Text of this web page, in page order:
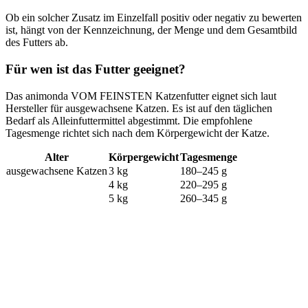
Ob ein solcher Zusatz im Einzelfall positiv oder negativ zu bewerten
ist, hängt von der Kennzeichnung, der Menge und dem Gesamtbild
des Futters ab.
Für wen ist das Futter geeignet?
Das animonda VOM FEINSTEN Katzenfutter eignet sich laut
Hersteller für ausgewachsene Katzen. Es ist auf den täglichen
Bedarf als Alleinfuttermittel abgestimmt. Die empfohlene
Tagesmenge richtet sich nach dem Körpergewicht der Katze.
Alter KörpergewichtTagesmenge
ausgewachsene Katzen3 kg
180–245 g
4 kg
220–295 g
5 kg
260–345 g